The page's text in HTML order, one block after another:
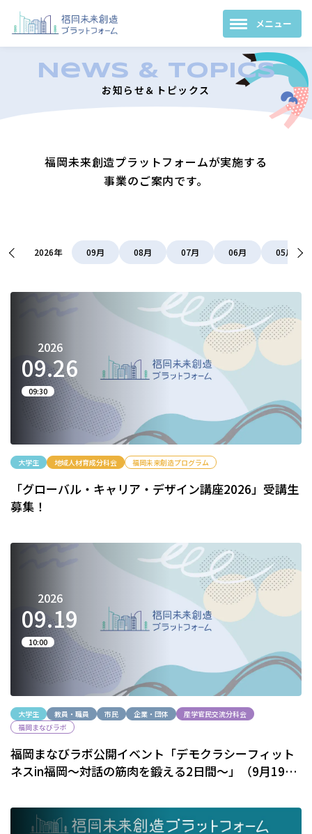
お知らせ＆トピックス
福岡未来創造プラットフォームが実施する
事業のご案内です。
事
2026年 09月 08月 07月 06月 05月
2026
09.26
09:30
大学生 地域人材育成分科会 福岡未来創造プログラム
「グローバル・キャリア・デザイン講座2026」受講生
募集！
2026
09.19
10:00
大学生 教員・職員 市民 企業・団体
産学官民交流分科会
福岡まなびラボ
福岡まなびラボ公開イベント「デモクラシーフィット
ネスin福岡～対話の筋肉を鍛える2日間～」（9月19